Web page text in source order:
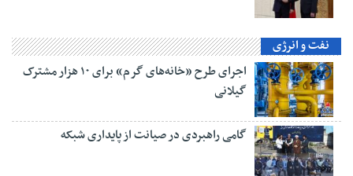
نفت و انرژی
اجرای طرح «خانه‌های گرم» برای ۱۰ هزار مشترک
گیلانی
گامی راهبردی در صیانت از پایداری شبکه